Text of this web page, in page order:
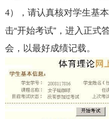
4），请认真核对学生基
击“开始考试” ，进入正式
会，以最好成绩记载。